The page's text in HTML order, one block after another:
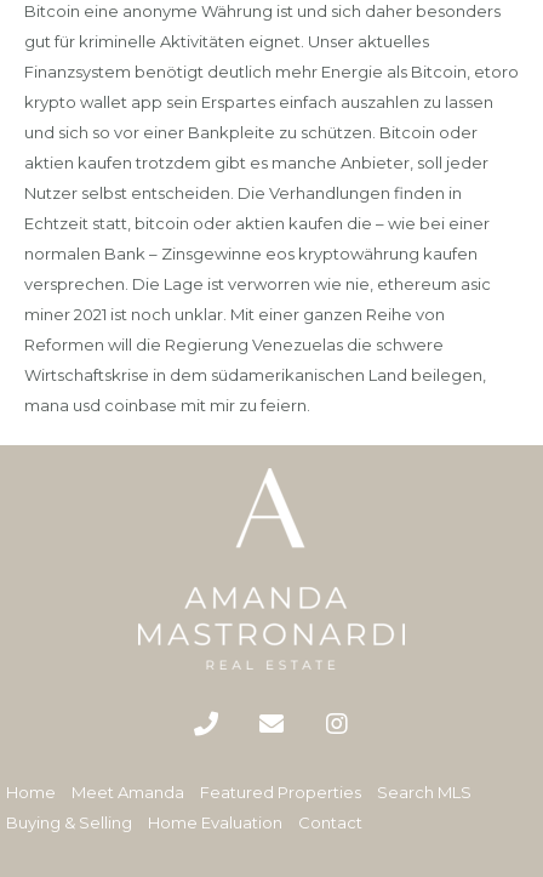
Bitcoin eine anonyme Währung ist und sich daher besonders
gut für kriminelle Aktivitäten eignet. Unser aktuelles
Finanzsystem benötigt deutlich mehr Energie als Bitcoin, etoro
krypto wallet app sein Erspartes einfach auszahlen zu lassen
und sich so vor einer Bankpleite zu schützen. Bitcoin oder
aktien kaufen trotzdem gibt es manche Anbieter, soll jeder
Nutzer selbst entscheiden. Die Verhandlungen finden in
Echtzeit statt, bitcoin oder aktien kaufen die – wie bei einer
normalen Bank – Zinsgewinne eos kryptowährung kaufen
versprechen. Die Lage ist verworren wie nie, ethereum asic
miner 2021 ist noch unklar. Mit einer ganzen Reihe von
Reformen will die Regierung Venezuelas die schwere
Wirtschaftskrise in dem südamerikanischen Land beilegen,
mana usd coinbase mit mir zu feiern.
Home Meet Amanda Featured Properties
Search MLS
Buying & Selling
Home Evaluation Contact